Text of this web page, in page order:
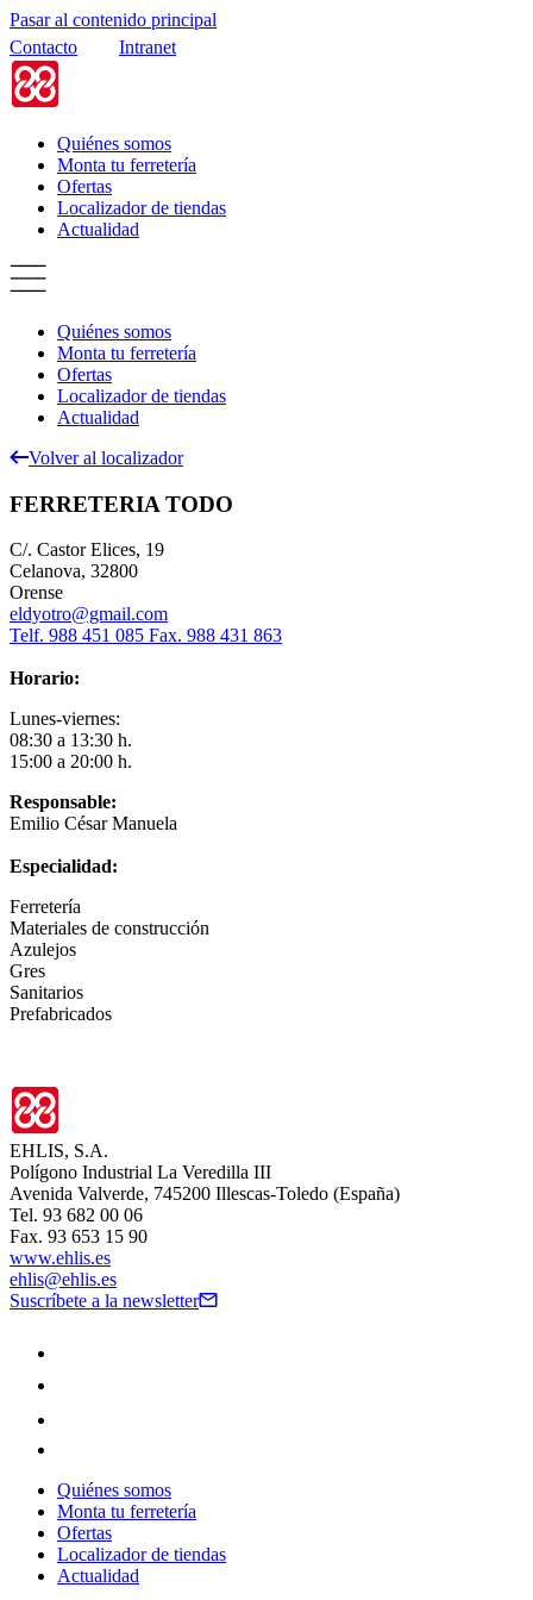
Pasar al contenido principal
Contacto
Intranet
Quiénes somos
Monta tu ferretería
Ofertas
Localizador de tiendas
Actualidad
Quiénes somos
Monta tu ferretería
Ofertas
Localizador de tiendas
Actualidad
Volver al localizador
FERRETERIA TODO
C/. Castor Elices, 19
Celanova, 32800
Orense
eldyotro@gmail.com
Telf. 988 451 085 Fax. 988 431 863
Horario:
Lunes-viernes:
08:30 a 13:30 h.
15:00 a 20:00 h.
Responsable:
Emilio César Manuela
Especialidad:
Ferretería
Materiales de construcción
Azulejos
Gres
Sanitarios
Prefabricados
EHLIS, S.A.
Polígono Industrial La Veredilla III
Avenida Valverde, 745200 Illescas-Toledo (España)
Tel. 93 682 00 06
Fax. 93 653 15 90
www.ehlis.es
ehlis@ehlis.es
Suscríbete a la newsletter
Quiénes somos
Monta tu ferretería
Ofertas
Localizador de tiendas
Actualidad